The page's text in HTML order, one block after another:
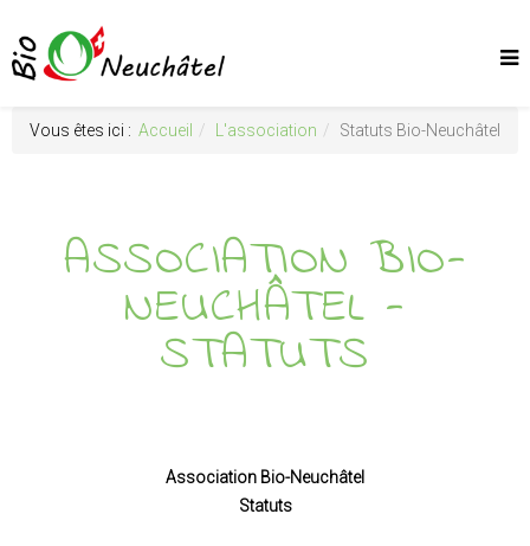
Vous êtes ici : Accueil L'association Statuts Bio-Neuchâtel
ASSOCIATION BIO-
NEUCHÂTEL -
STATUTS
Association Bio-Neuchâtel
Statuts